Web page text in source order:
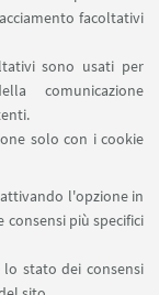
facoltativi
sono usati per
comunicazione
solo con i cookie
l'opzione in
consensi più specifici
stato dei consensi